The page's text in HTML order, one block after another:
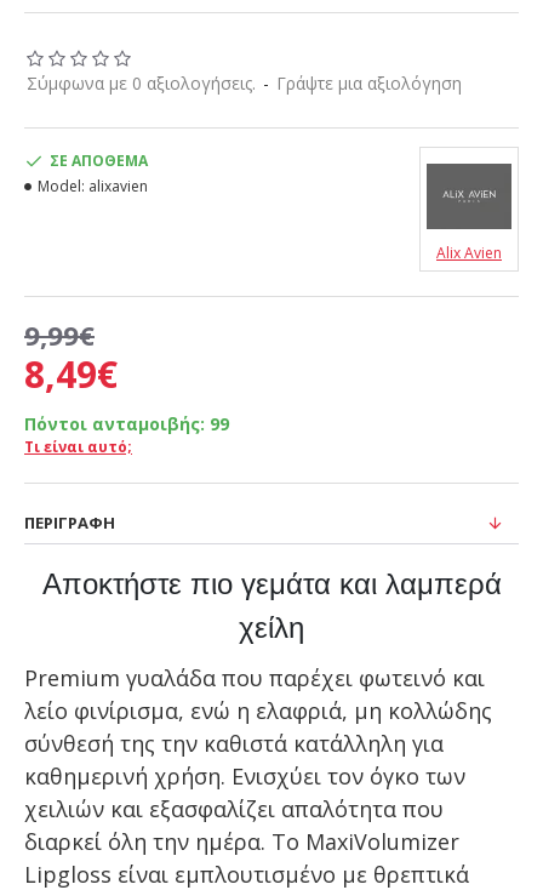
Σύμφωνα με 0 αξιολογήσεις. - Γράψτε μια αξιολόγηση
8,49€
9,99€
Πόντοι ανταμοιβής: 99
Τι είναι αυτό;
ΣΕ ΑΠΌΘΕΜΑ
Model: alixavien
Alix Avien
ΠΕΡΙΓΡΑΦΉ
Αποκτήστε πιο γεμάτα και λαμπερά
χείλη
Premium γυαλάδα που παρέχει φωτεινό και
λείο φινίρισμα, ενώ η ελαφριά, μη κολλώδης
σύνθεσή της την καθιστά κατάλληλη για
καθημερινή χρήση. Ενισχύει τον όγκο των
χειλιών και εξασφαλίζει απαλότητα που
διαρκεί όλη την ημέρα. Το MaxiVolumizer
Lipgloss είναι εμπλουτισμένο με θρεπτικά